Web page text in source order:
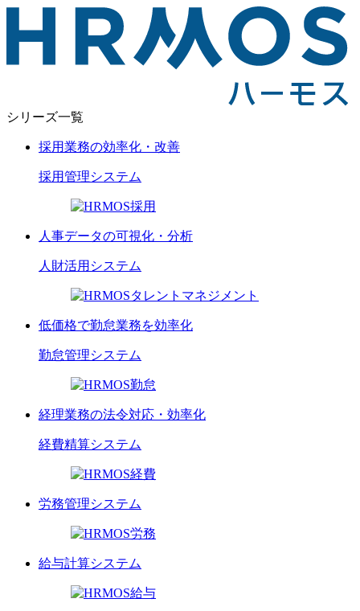
シリーズ一覧
採用業務の効率化・改善
採用管理システム
人事データの可視化・分析
人財活用 システム
低価格で勤怠業務を効率化
勤怠管理システム
経理業務の法令対応・効率化
経費精算システム
労務管理システム
給与計算システム